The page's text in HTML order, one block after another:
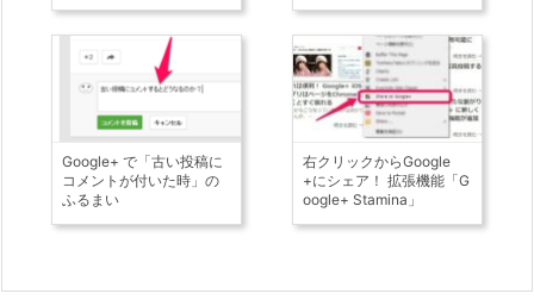
Google+ で「古い投稿に
コメントが付いた時」の
ふるまい
右クリックからGoogle
+にシェア！ 拡張機能「G
oogle+ Stamina」